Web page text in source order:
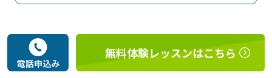
無料体験レッスンはこちら